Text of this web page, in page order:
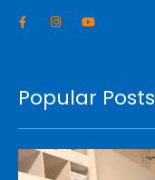
Popular Posts